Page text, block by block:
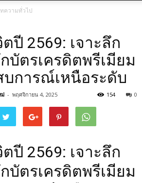
ความทั่วไป
ปี 2569: เจาะลึก
บัตรเครดิตพรีเมียม
การณ์เหนือระดับ
- พฤศจิกายน 4, 2025 0
154
ปี 2569: เจาะลึก
บัตรเครดิตพรีเมียม